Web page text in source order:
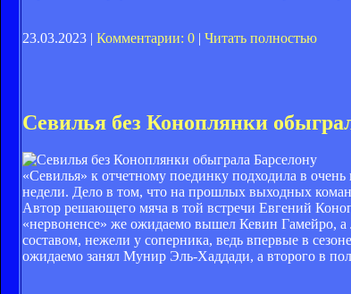
23.03.2023 | Комментарии: 0 | Читать полностью
Севилья без Коноплянки
«Севилья» к отчетному поединку подходила в
недели. Дело в том, что на прошлых выходных
Автор решающего мяча в той встречи Евгений
«нервоненсе» же ожидаемо вышел Кевин Гамейро,
составом, нежели у соперника, ведь впервые в
ожидаемо занял Мунир Эль-Хаддади, а второго в